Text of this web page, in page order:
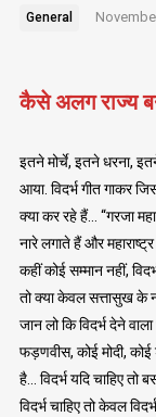
General
कैसे अलग राज्य
इतने मोर्चे, इतने धरना,
आया. विदर्भ गीत गाकर
क्या कर रहे हैं… “गरजा
नारे लगाते हैं और
कहीं कोई सम्मान नहीं,
तो क्या केवल सत्तासुख के
जान लो कि विदर्भ देने
फड़णवीस, कोई मोदी, कोई
है… विदर्भ यदि चाहिए तो
विदर्भ चाहिए तो केवल